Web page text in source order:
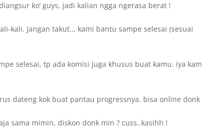
ko’ guys, jadi kalian ngga ngerasa berat !
kali. Jangan takut.., kami bantu sampe selesai (sesuai
selesai, tp ada komisi juga khusus buat kamu. iya
dateng kok buat pantau progressnya. bisa online donk
sama mimin, diskon donk min ? cuss..kasihh !